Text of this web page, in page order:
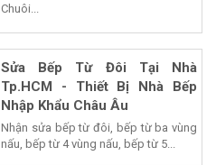
Chuôi...
Sửa Bếp Từ Đôi Tại Nhà
Tp.HCM - Thiết Bị Nhà Bếp
Nhập Khẩu Châu Âu
Nhận sửa bếp từ đôi, bếp từ ba vùng
nấu, bếp từ 4 vùng nấu, bếp từ 5...